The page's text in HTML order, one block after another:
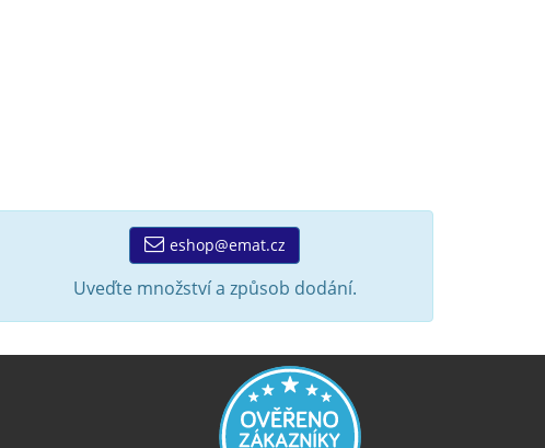
eshop@emat.cz
Uveďte množství a způsob dodání.